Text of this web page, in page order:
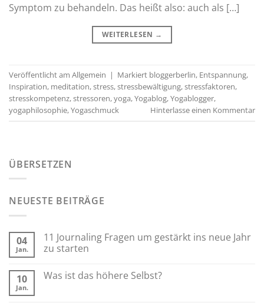
Symptom zu behandeln. Das heißt also: auch als […]
WEITERLESEN →
Veröffentlicht am Allgemein | Markiert bloggerberlin, Entspannung,
Inspiration, meditation,stress,stressbewältigung,stressfaktoren,
stresskompetenz,stressoren,yoga,Yogablog,Yogablogger,
yogaphilosophie,Yogaschmuck Hinterlasse einen Kommentar
ÜBERSETZEN
NEUESTE BEITRÄGE
04
Jan.
11 Journaling Fragen um gestärkt ins neue Jahr
zu starten
10
Jan.
Was ist das höhere Selbst?